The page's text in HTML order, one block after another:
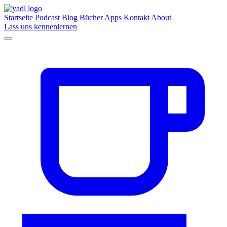
Startseite Podcast Blog BücherApps Kontakt About
Lass uns kennenlernen